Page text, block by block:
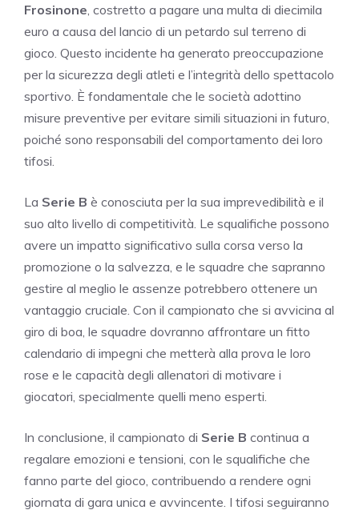
Frosinone , costretto a pagare una multa di diecimila
euro a causa del lancio di un petardo sul terreno di
gioco. Questo incidente ha generato preoccupazione
per la sicurezza degli atleti e l’integrità dello spettacolo
sportivo. È fondamentale che le società adottino
misure preventive per evitare simili situazioni in futuro,
poiché sono responsabili del comportamento dei loro
tifosi.
La Serie B è conosciuta per la sua imprevedibilità e il
suo alto livello di competitività. Le squalifiche possono
avere un impatto significativo sulla corsa verso la
promozione o la salvezza, e le squadre che sapranno
gestire al meglio le assenze potrebbero ottenere un
vantaggio cruciale. Con il campionato che si avvicina al
giro di boa, le squadre dovranno affrontare un fitto
calendario di impegni che metterà alla prova le loro
rose e le capacità degli allenatori di motivare i
giocatori, specialmente quelli meno esperti.
In conclusione, il campionato di Serie B continua a
regalare emozioni e tensioni, con le squalifiche che
fanno parte del gioco, contribuendo a rendere ogni
giornata di gara unica e avvincente. I tifosi seguiranno